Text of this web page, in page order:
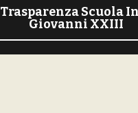
Trasparenza Scuola
Giovanni XXIII